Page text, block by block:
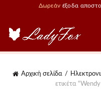
Δωρεάν έξοδα
Αρχική σελίδα
ετικέτα